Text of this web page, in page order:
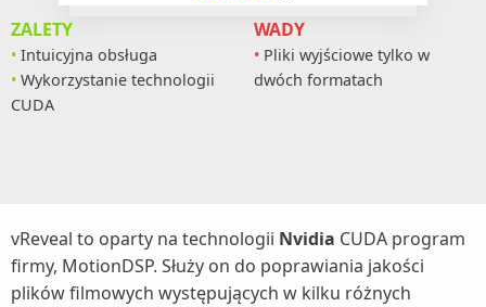
ZALETY
Intuicyjna obsługa
Wykorzystanie technologii
CUDA
WADY
Pliki wyjściowe tylko w
dwóch formatach
vReveal to oparty na technologii Nvidia CUDA program
firmy, MotionDSP. Służy on do poprawiania jakości
plików filmowych występujących w kilku różnych